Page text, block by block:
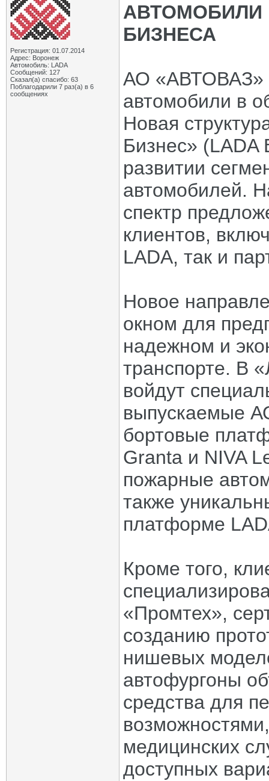
Регистрация: 01.07.2014
Адрес: Воронеж
Автомобиль: LADA
Сообщений: 127
Сказал(а) спасибо: 63
Поблагодарили 7 раз(а) в 6
сообщениях
АВТОМОБИЛИ
БИЗНЕСА
АО «АВТОВАЗ»
автомобили в
Новая
Бизнес» (LADA
развитии
автомобилей.
спектр
клиентов,
LADA, так и
Новое
окном для
надежном и
транспорте. В
войдут
выпускаемые
бортовые
Granta и NIVA
пожарные
также
платформе
Кроме того,
«Промтех»,
созданию
нишевых
автофургоны
средства для
медицинских
доступных